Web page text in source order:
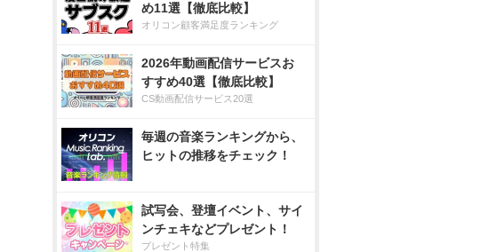
め11選【徹底比較】
オリコン顧客満足度ランキング
2026年動画配信サービスお
すすめ40選【徹底比較】
CS動画配信サービス20選
毎週の音楽ランキングから、
ヒットの推移をチェック！
試写会、登壇イベント、サイ
ンチェキなどプレゼント！
プレゼント特集